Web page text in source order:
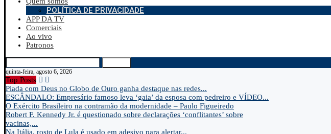
POLÍTICA DE PRIVACIDADE
APP DA TV
Comerciais
Ao vivo
Patronos
quinta-feira, agosto 6, 2026
Top Posts
Piada com Deus no Globo de Ouro ganha destaque nas redes...
ESCÂNDALO: Empresário famoso leva ‘gaia’ da esposa com pedreiro e VÍDEO...
O Exército Brasileiro na contramão da modernidade – Paulo Figueiredo
Robert F. Kennedy Jr. é questionado sobre declarações ‘conflitantes’ sobre
vacinas,...
Na Itália, rosto de Lula é usado em adesivo para alertar...